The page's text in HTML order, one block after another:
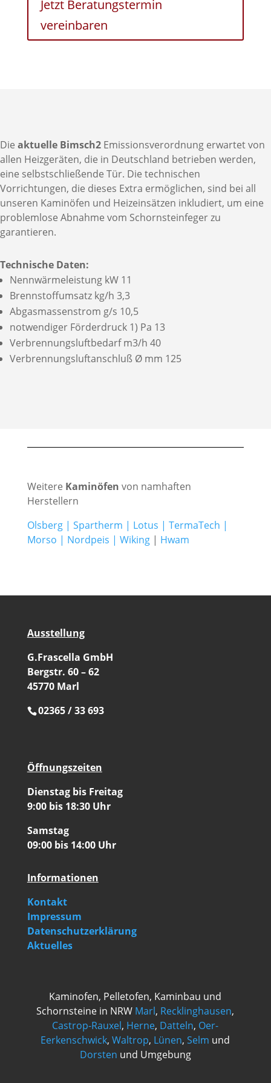
Jetzt Beratungstermin
vereinbaren
Die aktuelle Bimsch2 Emissionsverordnung erwartet von
allen Heizgeräten, die in Deutschland betrieben werden,
eine selbstschließende Tür. Die technischen
Vorrichtungen, die dieses Extra ermöglichen, sind bei all
unseren Kaminöfen und Heizeinsätzen inkludiert, um eine
problemlose Abnahme vom Schornsteinfeger zu
garantieren.
Technische Daten:
Nennwärmeleistung kW 11
Brennstoffumsatz kg/h 3,3
Abgasmassenstrom g/s 10,5
notwendiger Förderdruck 1) Pa 13
Verbrennungsluftbedarf m3/h 40
Verbrennungsluftanschluß Ø mm 125
Weitere Kaminöfen von namhaften
Herstellern
Olsberg| Spartherm | Lotus | TermaTech |
Morso | Nordpeis | Wiking| Hwam
Ausstellung
G.Frascella GmbH
Bergstr. 60 – 62
45770 Marl
02365 / 33 693
Öffnungszeiten
Dienstag bis Freitag
9:00 bis 18:30 Uhr
Samstag
09:00 bis 14:00 Uhr
Informationen
Kontakt
Impressum
Datenschutzerklärung
Aktuelles
Kaminofen, Pelletofen, Kaminbau und
Schornsteine in NRW Marl, Recklinghausen,
Castrop-Rauxel, Herne, Datteln, Oer-
Eerkenschwick,Waltrop, Lünen,Selm und
Dorsten und Umgebung